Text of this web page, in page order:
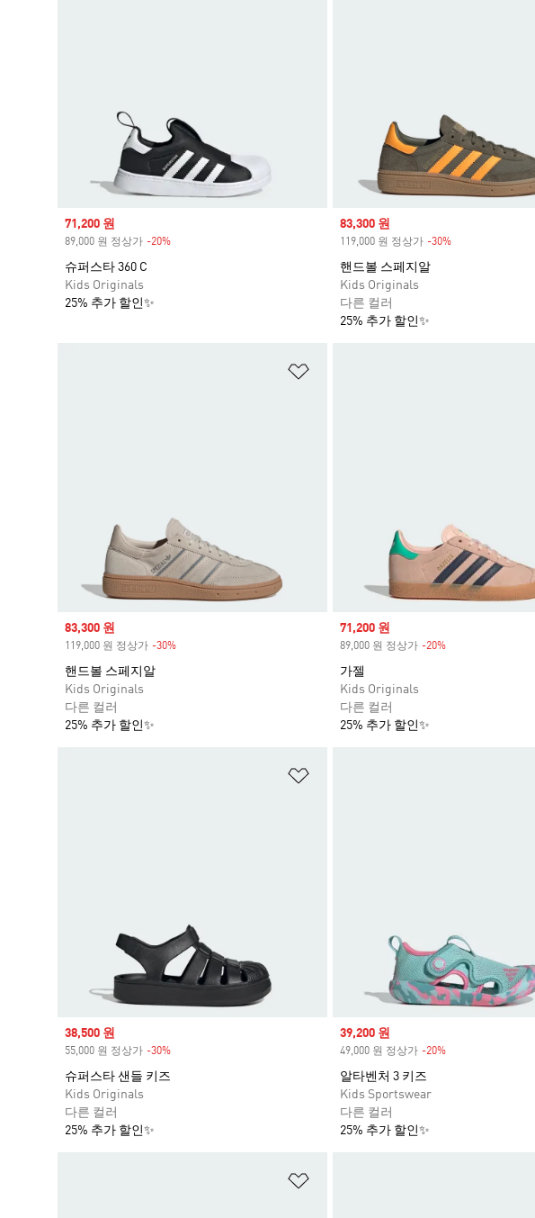
Sale price
71,200 원
89,000 원 정상가 -20%
슈퍼스타 360 C
Kids Originals
25% 추가 할인✨
Sale price
83,300 원
119,000 원 정상가 -30%Discount
핸드볼 스페지알
Kids Originals
다른 컬러
25% 추가 할인✨
Sale price
83,300 원
119,000 원 정상가 -30%
핸드볼 스페지알
Kids Originals
다른 컬러
25% 추가 할인✨
Sale price
71,200 원
89,000 원 정상가 -20%Discount
가젤
Kids Originals
다른 컬러
25% 추가 할인✨
Sale price
38,500 원
55,000 원 정상가 -30%
슈퍼스타 샌들 키즈
Kids Originals
다른 컬러
25% 추가 할인✨
Sale price
39,200 원
49,000 원 정상가 -20%Discount
알타벤처 3 키즈
Kids Sportswear
다른 컬러
25% 추가 할인✨